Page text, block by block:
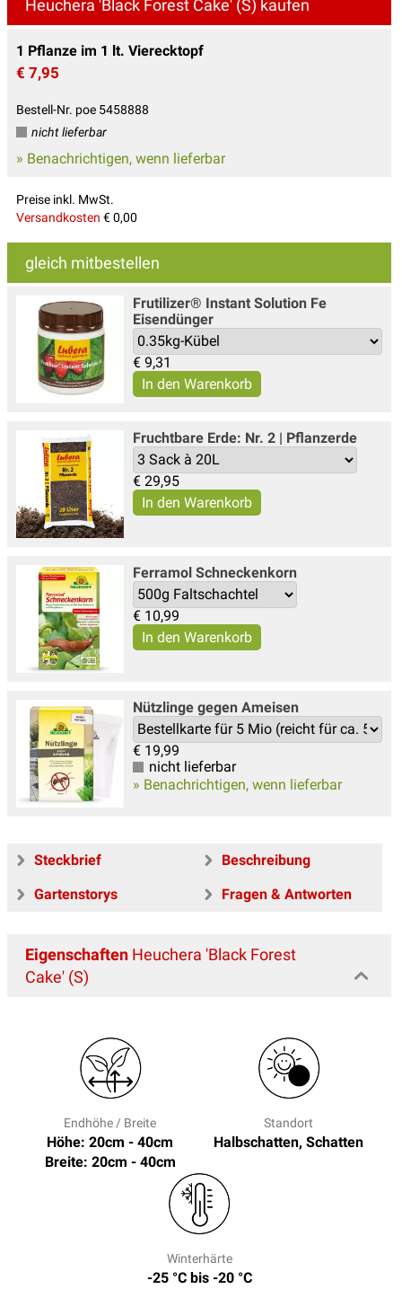
Heuchera 'Black Forest Cake' (S) kaufen
1 Pflanze im 1 lt. Vierecktopf
€ 7,95
Bestell-Nr. poe 5458888
nicht lieferbar
» Benachrichtigen, wenn lieferbar
Preise inkl. MwSt.
Versandkosten € 0,00
gleich mitbestellen
Frutilizer® Instant Solution Fe
Eisendünger
€ 9,31
Fruchtbare Erde: Nr. 2 | Pflanzerde
€ 29,95
Ferramol Schneckenkorn
€ 10,99
Nützlinge gegen Ameisen
€ 19,99
nicht lieferbar
» Benachrichtigen, wenn lieferbar
Steckbrief
Beschreibung
Gartenstorys
Fragen & Antworten
Eigenschaften Heuchera 'Black Forest
Cake' (S)
Endhöhe / Breite
Höhe: 20cm - 40cm
Breite: 20cm - 40cm
Standort
Halbschatten, Schatten
Winterhärte
-25 °C bis -20 °C